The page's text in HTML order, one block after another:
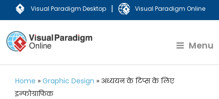
Visual Paradigm Desktop | Visual Paradigm Online
Menu
Home »Graphic Design » अध्ययन के टिप्स के लिए
इन्फोग्राफिक